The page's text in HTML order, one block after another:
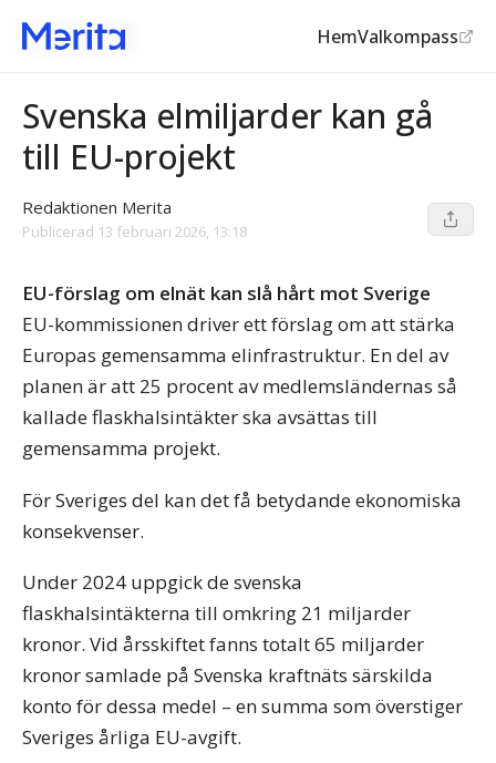
HemValkompass
Energifrågan
Svenska elmiljarder kan gå
till EU-projekt
Redaktionen Merita
Publicerad 13 februari 2026, 13:18
EU-förslag om elnät kan slå hårt mot Sverige
EU-kommissionen driver ett förslag om att stärka
Europas gemensamma elinfrastruktur. En del av
planen är att 25 procent av medlemsländernas så
kallade flaskhalsintäkter ska avsättas till
gemensamma projekt.
För Sveriges del kan det få betydande ekonomiska
konsekvenser.
Under 2024 uppgick de svenska
flaskhalsintäkterna till omkring 21 miljarder
kronor. Vid årsskiftet fanns totalt 65 miljarder
kronor samlade på Svenska kraftnäts särskilda
konto för dessa medel – en summa som överstiger
Sveriges årliga EU-avgift.